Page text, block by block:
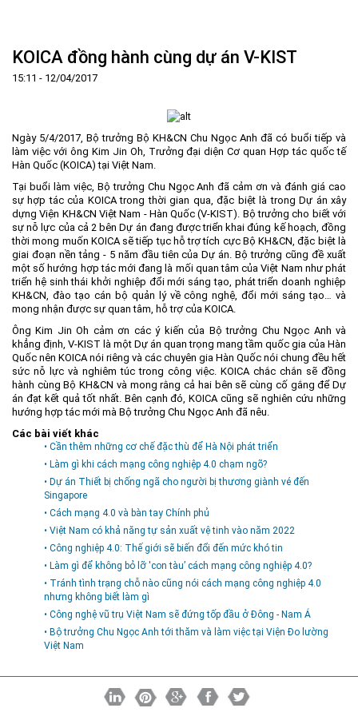
Lịch sử hình thành và phát triển
Cơ cấu tổ chức
Chức năng, nhiệm vụ
Doanh nghiệp
Hợp tác quốc tế
Đào tạo và Nghiên cứu
Cách mạng công nghiệp lần thứ 4
Quy hoạch khu chức năng
Vị trí
Cơ sở hạ tầng
Cơ chế ưu đãi đầu tư
Cơ chế Một cửa
Nguồn nhân lực
Nhà đầu tư
Hướng dẫn đầu tư
Trình tự, thủ tục đầu tư
Tiêu chí đầu tư
Lĩnh vực đầu tư
Quản lý và vận hành dự án đầu tư
Văn bản pháp luật ▼
Các thủ tục hành chính
Doanh nghiệp
Đất đai
Đầu tư
Khu CNC Hòa Lạc
Lao động
Môi trường
Quy hoạch - Xây dựng
Ưu đãi đầu tư
Công nghệ và Sản phẩm
Văn bản khác
Thông báo ▼
Thông báo chung
Tuyển dụng
Công khai ngân sách
Dữ liệu mở
FAQs
Liên hệ - Liên kết ▼
Liên kết
Liên hệ
KOICA đồng hành cùng dự án V-KIST
15:11 - 12/04/2017
Ngày 5/4/2017, Bộ trưởng Bộ KH&CN Chu Ngọc Anh đã có buổi tiếp và
làm việc với ông Kim Jin Oh, Trưởng đại diện Cơ quan Hợp tác quốc tế
Hàn Quốc (KOICA) tại Việt Nam.
Tại buổi làm việc, Bộ trưởng Chu Ngọc Anh đã cảm ơn và đánh giá cao
sự hợp tác của KOICA trong thời gian qua, đặc biệt là trong Dự án xây
dựng Viện KH&CN Việt Nam - Hàn Quốc (V-KIST). Bộ trưởng cho biết với
sự nỗ lực của cả 2 bên Dự án đang được triển khai đúng kế hoạch, đồng
thời mong muốn KOICA sẽ tiếp tục hỗ trợ tích cực Bộ KH&CN, đặc biệt là
giai đoạn nền tảng - 5 năm đầu tiên của Dự án. Bộ trưởng cũng đề xuất
một số hướng hợp tác mới đang là mối quan tâm của Việt Nam như phát
triển hệ sinh thái khởi nghiệp đổi mới sáng tạo, phát triển doanh nghiệp
KH&CN, đào tạo cán bộ quản lý về công nghệ, đổi mới sáng tạo… và
mong nhận được sự quan tâm, hỗ trợ của KOICA.
Ông Kim Jin Oh cảm ơn các ý kiến của Bộ trưởng Chu Ngọc Anh và
khẳng định, V-KIST là một Dự án quan trọng mang tầm quốc gia của Hàn
Quốc nên KOICA nói riêng và các chuyên gia Hàn Quốc nói chung đều hết
sức nỗ lực và nghiêm túc trong công việc. KOICA chắc chắn sẽ đồng
hành cùng Bộ KH&CN và mong rằng cả hai bên sẽ cùng cố gắng để Dự
án đạt kết quả tốt nhất. Bên cạnh đó, KOICA cũng sẽ nghiên cứu những
hướng hợp tác mới mà Bộ trưởng Chu Ngọc Anh đã nêu.
Các bài viết khác
• Cần thêm những cơ chế đặc thù để Hà Nội phát triển
• Làm gì khi cách mạng công nghiệp 4.0 chạm ngõ?
• Dự án Thiết bị chống ngã cho người bị thương giành vé đến
Singapore
• Cách mạng 4.0 và bàn tay Chính phủ
• Việt Nam có khả năng tự sản xuất vệ tinh vào năm 2022
• Công nghiệp 4.0: Thế giới sẽ biến đổi đến mức khó tin
• Làm gì để không bỏ lỡ 'con tàu’ cách mạng công nghiệp 4.0?
• Tránh tình trạng chỗ nào cũng nói cách mạng công nghiệp 4.0
nhưng không biết làm gì
• Công nghệ vũ trụ Việt Nam sẽ đứng tốp đầu ở Ðông - Nam Á
• Bộ trưởng Chu Ngọc Anh tới thăm và làm việc tại Viện Đo lường
Việt Nam